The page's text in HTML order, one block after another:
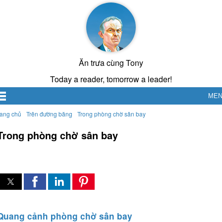
Ăn trưa cùng Tony
Today a reader, tomorrow a leader!
chủ Trên đường băng Trong phòng chờ sân bay
phòng chờ sân bay
cảnh phòng chờ sân bay